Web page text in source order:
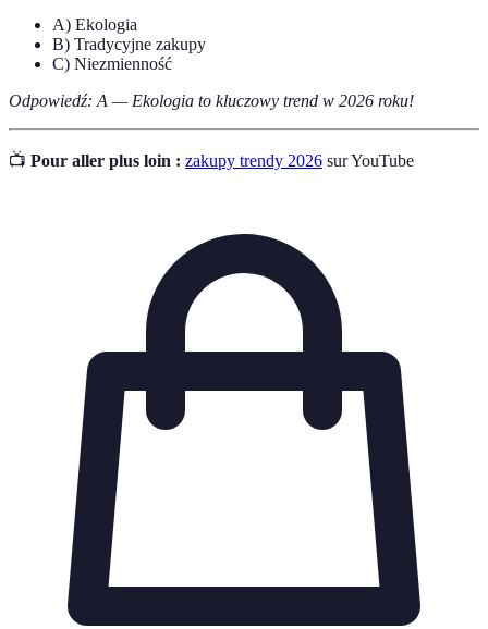
A) Ekologia
B) Tradycyjne zakupy
C) Niezmienność
Odpowiedź: A — Ekologia to kluczowy trend w 2026 roku!
📺 Pour aller plus loin : zakupy trendy 2026 sur YouTube